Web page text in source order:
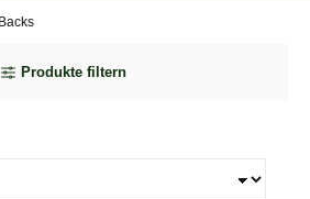
Backs
Produkte filtern